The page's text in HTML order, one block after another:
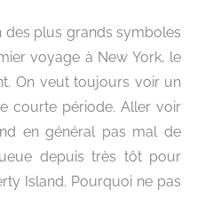
des plus grands symboles
voyage à New York, le
On veut toujours voir un
courte période. Aller voir
en général pas mal de
depuis très tôt pour
Island. Pourquoi ne pas